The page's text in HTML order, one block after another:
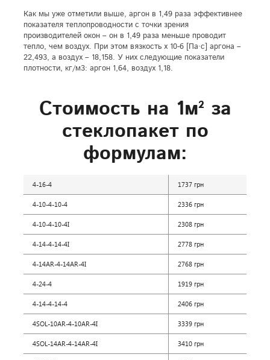
Как мы уже отметили выше, аргон в 1,49 раза эффективнее
показателя теплопроводности с точки зрения
производителей окон – он в 1,49 раза меньше проводит
тепло, чем воздух. При этом вязкость х 10-6 [Па·с] аргона –
22,493, а воздух – 18,158. У них следующие показатели
плотности, кг/м3: аргон 1,64, воздух 1,18.
Стоимость на 1м² за
стеклопакет по
формулам:
4-16-4 1737 грн
4-10-4-10-4 2336 грн
4-10-4-10-4I 2308 грн
4-14-4-14-4I 2778 грн
4-14AR-4-14AR-4І 2768 грн
4-24-4 1919 грн
4-14-4-14-4 2406 грн
4SOL-10AR-4-10AR-4I 3339 грн
4SOL-14AR-4-14AR-4I 3410 грн